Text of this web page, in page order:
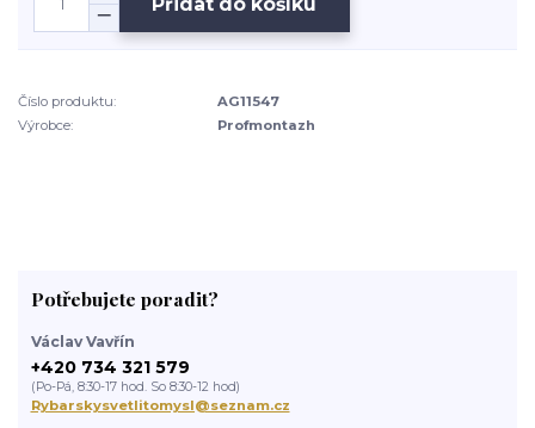
Číslo produktu:
AG11547
Výrobce:
Profmontazh
Potřebujete poradit?
Václav Vavřín
+420 734 321 579
(Po-Pá, 8:30-17 hod. So 8:30-12 hod)
Rybarskysvetlitomysl@seznam.cz